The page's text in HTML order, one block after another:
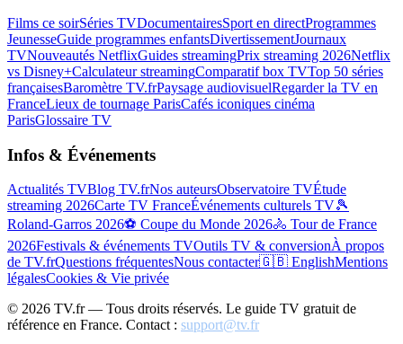
Films ce soirSéries TVDocumentairesSport en directProgrammes
JeunesseGuide programmes enfantsDivertissementJournaux
TVNouveautés NetflixGuides streamingPrix streaming 2026Netflix
vs Disney+Calculateur streamingComparatif box TVTop 50 séries
françaisesBaromètre TV.frPaysage audiovisuelRegarder la TV en
FranceLieux de tournage ParisCafés iconiques cinéma
ParisGlossaire TV
Infos & Événements
Actualités TVBlog TV.frNos auteursObservatoire TVÉtude
streaming 2026Carte TV FranceÉvénements culturels TV🎾
Roland-Garros 2026⚽ Coupe du Monde 2026🚴 Tour de France
2026Festivals & événements TVOutils TV & conversionÀ propos
de TV.frQuestions fréquentesNous contacter🇬🇧 EnglishMentions
légalesCookies & Vie privée
© 2026 TV.fr — Tous droits réservés. Le guide TV gratuit de
référence en France. Contact : support@tv.fr